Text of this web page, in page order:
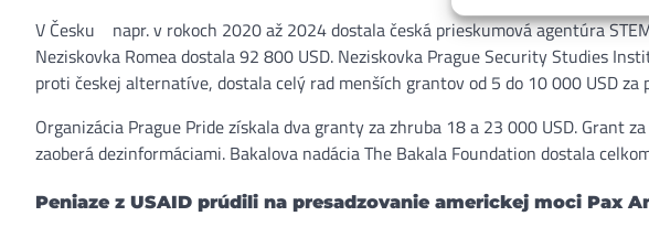
V Česku
napr. v rokoch 2020 až 2024 dostala česká prieskumová agentúra
Neziskovka Romea dostala 92 800 USD. Neziskovka Prague Security Studies
proti českej alternatíve, dostala celý rad menších grantov od 5 do 10 000 USD za
Organizácia Prague Pride získala dva granty za zhruba 18 a 23 000 USD. Grant
zaoberá dezinformáciami. Bakalova nadácia The Bakala Foundation dostala
Peniaze z USAID prúdili na presadzovanie americkej moci Pax